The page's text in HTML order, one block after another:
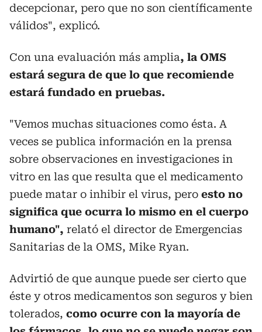
decepcionar, pero que no son científicamente
válidos", explicó.
Con una evaluación más amplia, la OMS
estará segura de que lo que recomiende
estará fundado en pruebas.
"Vemos muchas situaciones como ésta. A
veces se publica información en la prensa
sobre observaciones en investigaciones in
vitro en las que resulta que el medicamento
puede matar o inhibir el virus, pero esto no
significa que ocurra lo mismo en el cuerpo
humano", relató el director de Emergencias
Sanitarias de la OMS, Mike Ryan.
Advirtió de que aunque puede ser cierto que
éste y otros medicamentos son seguros y bien
tolerados, como ocurre con la mayoría de